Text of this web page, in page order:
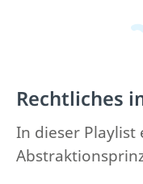
Rechtliches
In dieser